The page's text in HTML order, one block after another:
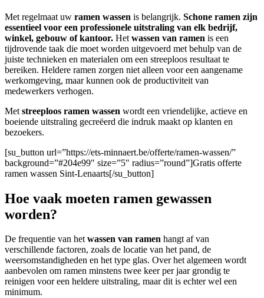
Met regelmaat uw ramen wassen is belangrijk. Schone ramen zijn
essentieel voor een professionele uitstraling van elk bedrijf,
winkel, gebouw of kantoor. Het wassen van ramen is een
tijdrovende taak die moet worden uitgevoerd met behulp van de
juiste technieken en materialen om een streeploos resultaat te
bereiken. Heldere ramen zorgen niet alleen voor een aangename
werkomgeving, maar kunnen ook de productiviteit van
medewerkers verhogen.
Met streeploos ramen wassen wordt een vriendelijke, actieve en
boeiende uitstraling gecreëerd die indruk maakt op klanten en
bezoekers.
[su_button url=”https://ets-minnaert.be/offerte/ramen-wassen/”
background=”#204e99″ size=”5″ radius=”round”]Gratis offerte
ramen wassen Sint-Lenaarts[/su_button]
Hoe vaak moeten ramen gewassen
worden?
De frequentie van hetwassen van ramen hangt af van
verschillende factoren, zoals de locatie van het pand, de
weersomstandigheden en het type glas. Over het algemeen wordt
aanbevolen om ramen minstens twee keer per jaar grondig te
reinigen voor een heldere uitstraling, maar dit is echter wel een
minimum.